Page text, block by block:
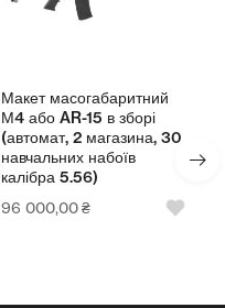
Макет масогабаритний
М4 або AR-15 в зборі
(автомат, 2 магазина, 30
навчальних набоїв
калібра 5.56)
96 000,00₴